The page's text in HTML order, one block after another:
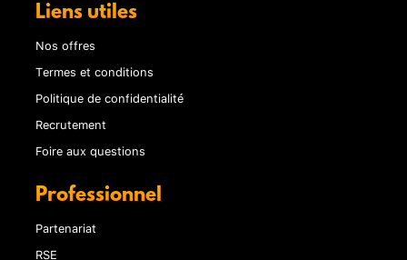
Liens utiles
Nos offres
Termes et conditions
Politique de confidentialité
Recrutement
Foire aux questions
Professionnel
Partenariat
RSE